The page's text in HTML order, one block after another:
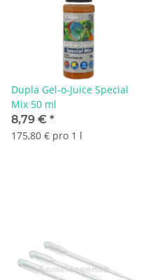
Dupla Gel-o-Juice Special
Mix 50 ml
8,79 € *
175,80 € pro 1 l